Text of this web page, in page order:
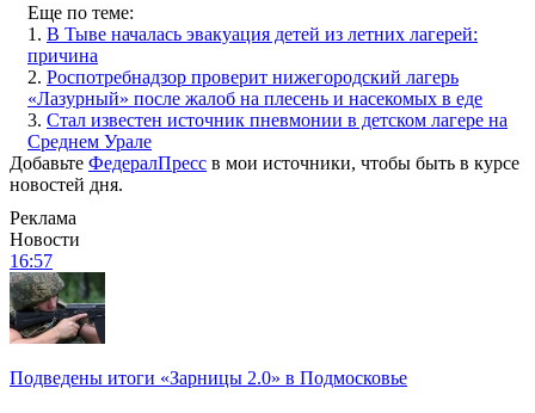
Еще по теме:
1. В Тыве началась эвакуация детей из летних лагерей:
причина
2. Роспотребнадзор проверит нижегородский лагерь
«Лазурный» после жалоб на плесень и насекомых в еде
3. Стал известен источник пневмонии в детском лагере на
Среднем Урале
Добавьте ФедералПресс в мои источники, чтобы быть в курсе
новостей дня.
Реклама
Новости
16:57
Подведены итоги «Зарницы 2.0» в Подмосковье